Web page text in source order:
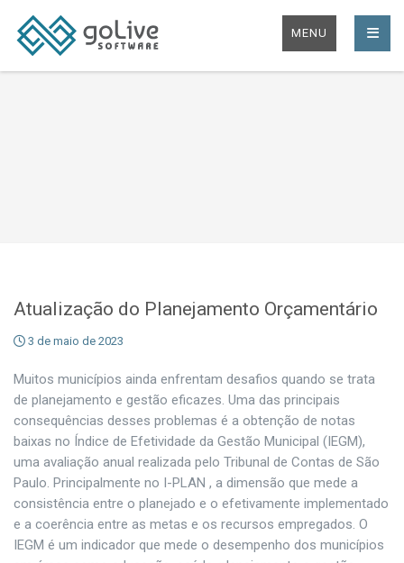
MENU
Atualização do Planejamento Orçamentário
3 de maio de 2023
Muitos municípios ainda enfrentam desafios quando se trata
de planejamento e gestão eficazes. Uma das principais
consequências desses problemas é a obtenção de notas
baixas no Índice de Efetividade da Gestão Municipal (IEGM),
uma avaliação anual realizada pelo Tribunal de Contas de São
Paulo. Principalmente no I-PLAN , a dimensão que mede a
consistência entre o planejado e o efetivamente implementado
e a coerência entre as metas e os recursos empregados. O
IEGM é um indicador que mede o desempenho dos municípios